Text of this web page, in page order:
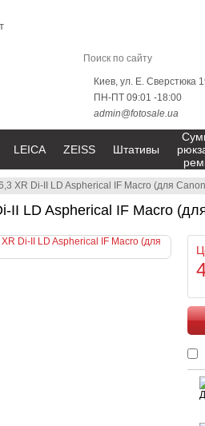
XR Di-II LD Aspherical IF Macro (для
II LD Aspherical IF Macro
Киев, ул. Е. Сверстюка
ПН-ПТ 09:01 -18:00
admin@fotosale.ua
LEICA ZEISS Штативы